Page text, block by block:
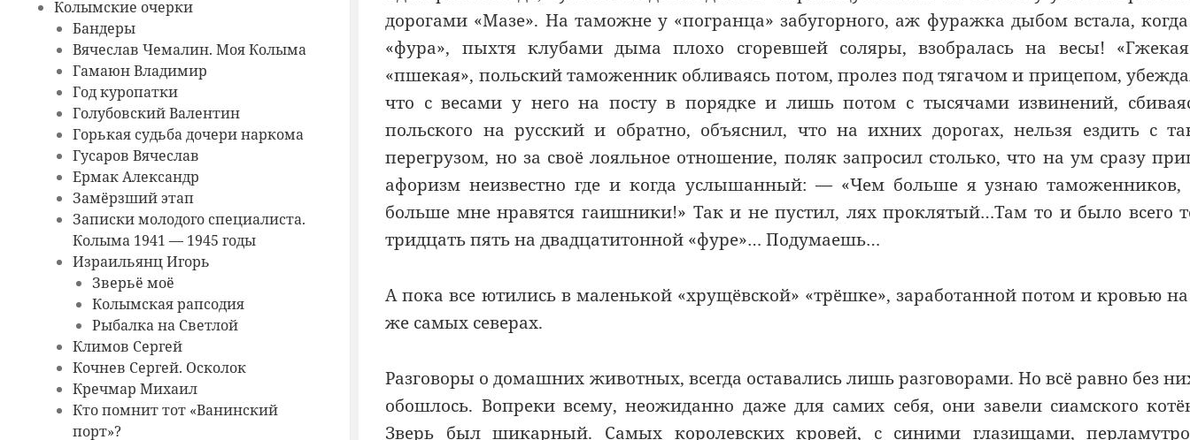
Колымские очерки
Бандеры
Вячеслав Чемалин. Моя Колыма
Гамаюн Владимир
Год куропатки
Голубовский Валентин
Горькая судьба дочери наркома
Гусаров Вячеслав
Ермак Александр
Замёрзший этап
Записки молодого специалиста.
Колыма 1941 — 1945 годы
Израильянц Игорь
Зверьё моё
Колымская рапсодия
Рыбалка на Светлой
Климов Сергей
Кочнев Сергей. Осколок
Кречмар Михаил
Кто помнит тот «Ванинский
порт»?
дорогами «Мазе». На таможне у «погранца» забугорного, аж фуражка дыбом встала, когда
«фура», пыхтя клубами дыма плохо сгоревшей соляры, взобралась на весы!
«пшекая», польский таможенник обливаясь потом, пролез под тягачом и прицепом,
что с весами у него на посту в порядке и лишь потом с тысячами извинений,
польского на русский и обратно, объяснил, что на ихних дорогах, нельзя ездить с
перегрузом, но за своё лояльное отношение, поляк запросил столько, что на ум сразу
афоризм неизвестно где и когда услышанный: — «Чем больше я узнаю таможенников,
больше мне нравятся гаишники!» Так и не пустил, лях проклятый…Там то и было всего
тридцать пять на двадцатитонной «фуре»… Подумаешь…
А пока все ютились в маленькой «хрущёвской» «трёшке», заработанной потом и кровью на
же самых северах.
Разговоры о домашних животных, всегда оставались лишь разговорами. Но всё равно без
обошлось. Вопреки всему, неожиданно даже для самих себя, они завели сиамского
Зверь был шикарный. Самых королевских кровей, с синими глазищами,